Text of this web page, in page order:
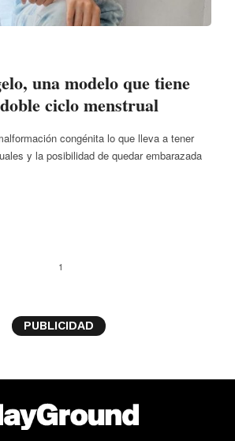
una modelo que tiene
ciclo menstrual
congénita lo que lleva a tener
y la posibilidad de quedar embarazada
1
PUBLICIDAD